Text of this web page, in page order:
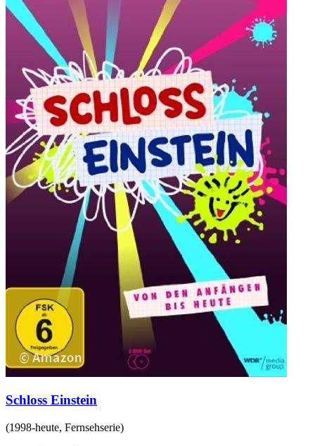
Schloss Einstein
(1998-heute, Fernsehserie)